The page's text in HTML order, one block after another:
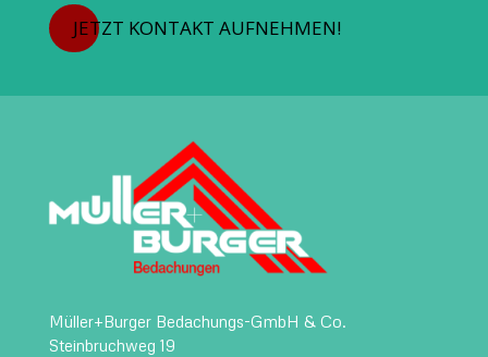
JETZT KONTAKT AUFNEHMEN!
Müller+Burger Bedachungs-GmbH & Co.
Steinbruchweg 19